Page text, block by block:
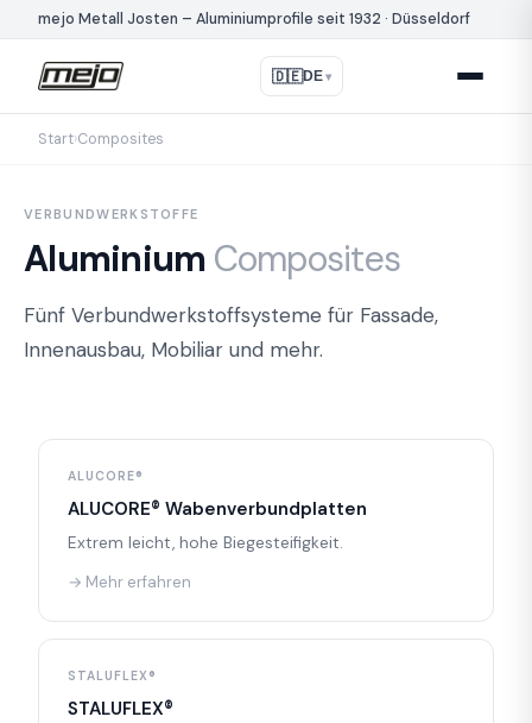
mejo Metall Josten – Aluminiumprofile seit 1932 · Düsseldorf
🇩🇪DE ▾
Start›Composites
VERBUNDWERKSTOFFE
Aluminium Composites
Fünf Verbundwerkstoffsysteme für Fassade,
Innenausbau, Mobiliar und mehr.
ALUCORE®
ALUCORE® Wabenverbundplatten
Extrem leicht, hohe Biegesteifigkeit.
→ Mehr erfahren
STALUFLEX®
STALUFLEX®